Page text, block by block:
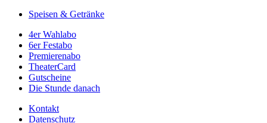
Speisen & Getränke
4er Wahlabo
6er Festabo
Premierenabo
TheaterCard
Gutscheine
Die Stunde danach
Kontakt
Datenschutz